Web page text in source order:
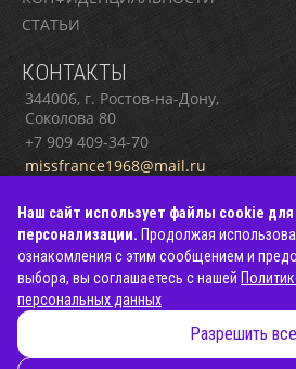
© 2026 Магия Элен
СТАТЬИ
КОНТАКТЫ
344006, г. Ростов-на-Дону,
Соколова 80
+7 909 409-34-70
missfrance1968@mail.ru
Наш сайт использует файлы cookie
персонализации. Продолжая
ознакомления с этим сообщением и
выбора, вы соглашаетесь с нашей
персональных данных
Разрешить все